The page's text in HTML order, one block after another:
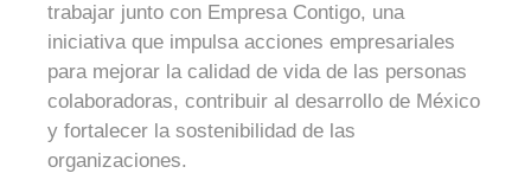
trabajar junto con Empresa Contigo, una
iniciativa que impulsa acciones empresariales
para mejorar la calidad de vida de las personas
colaboradoras, contribuir al desarrollo de México
y fortalecer la sostenibilidad de las
organizaciones.